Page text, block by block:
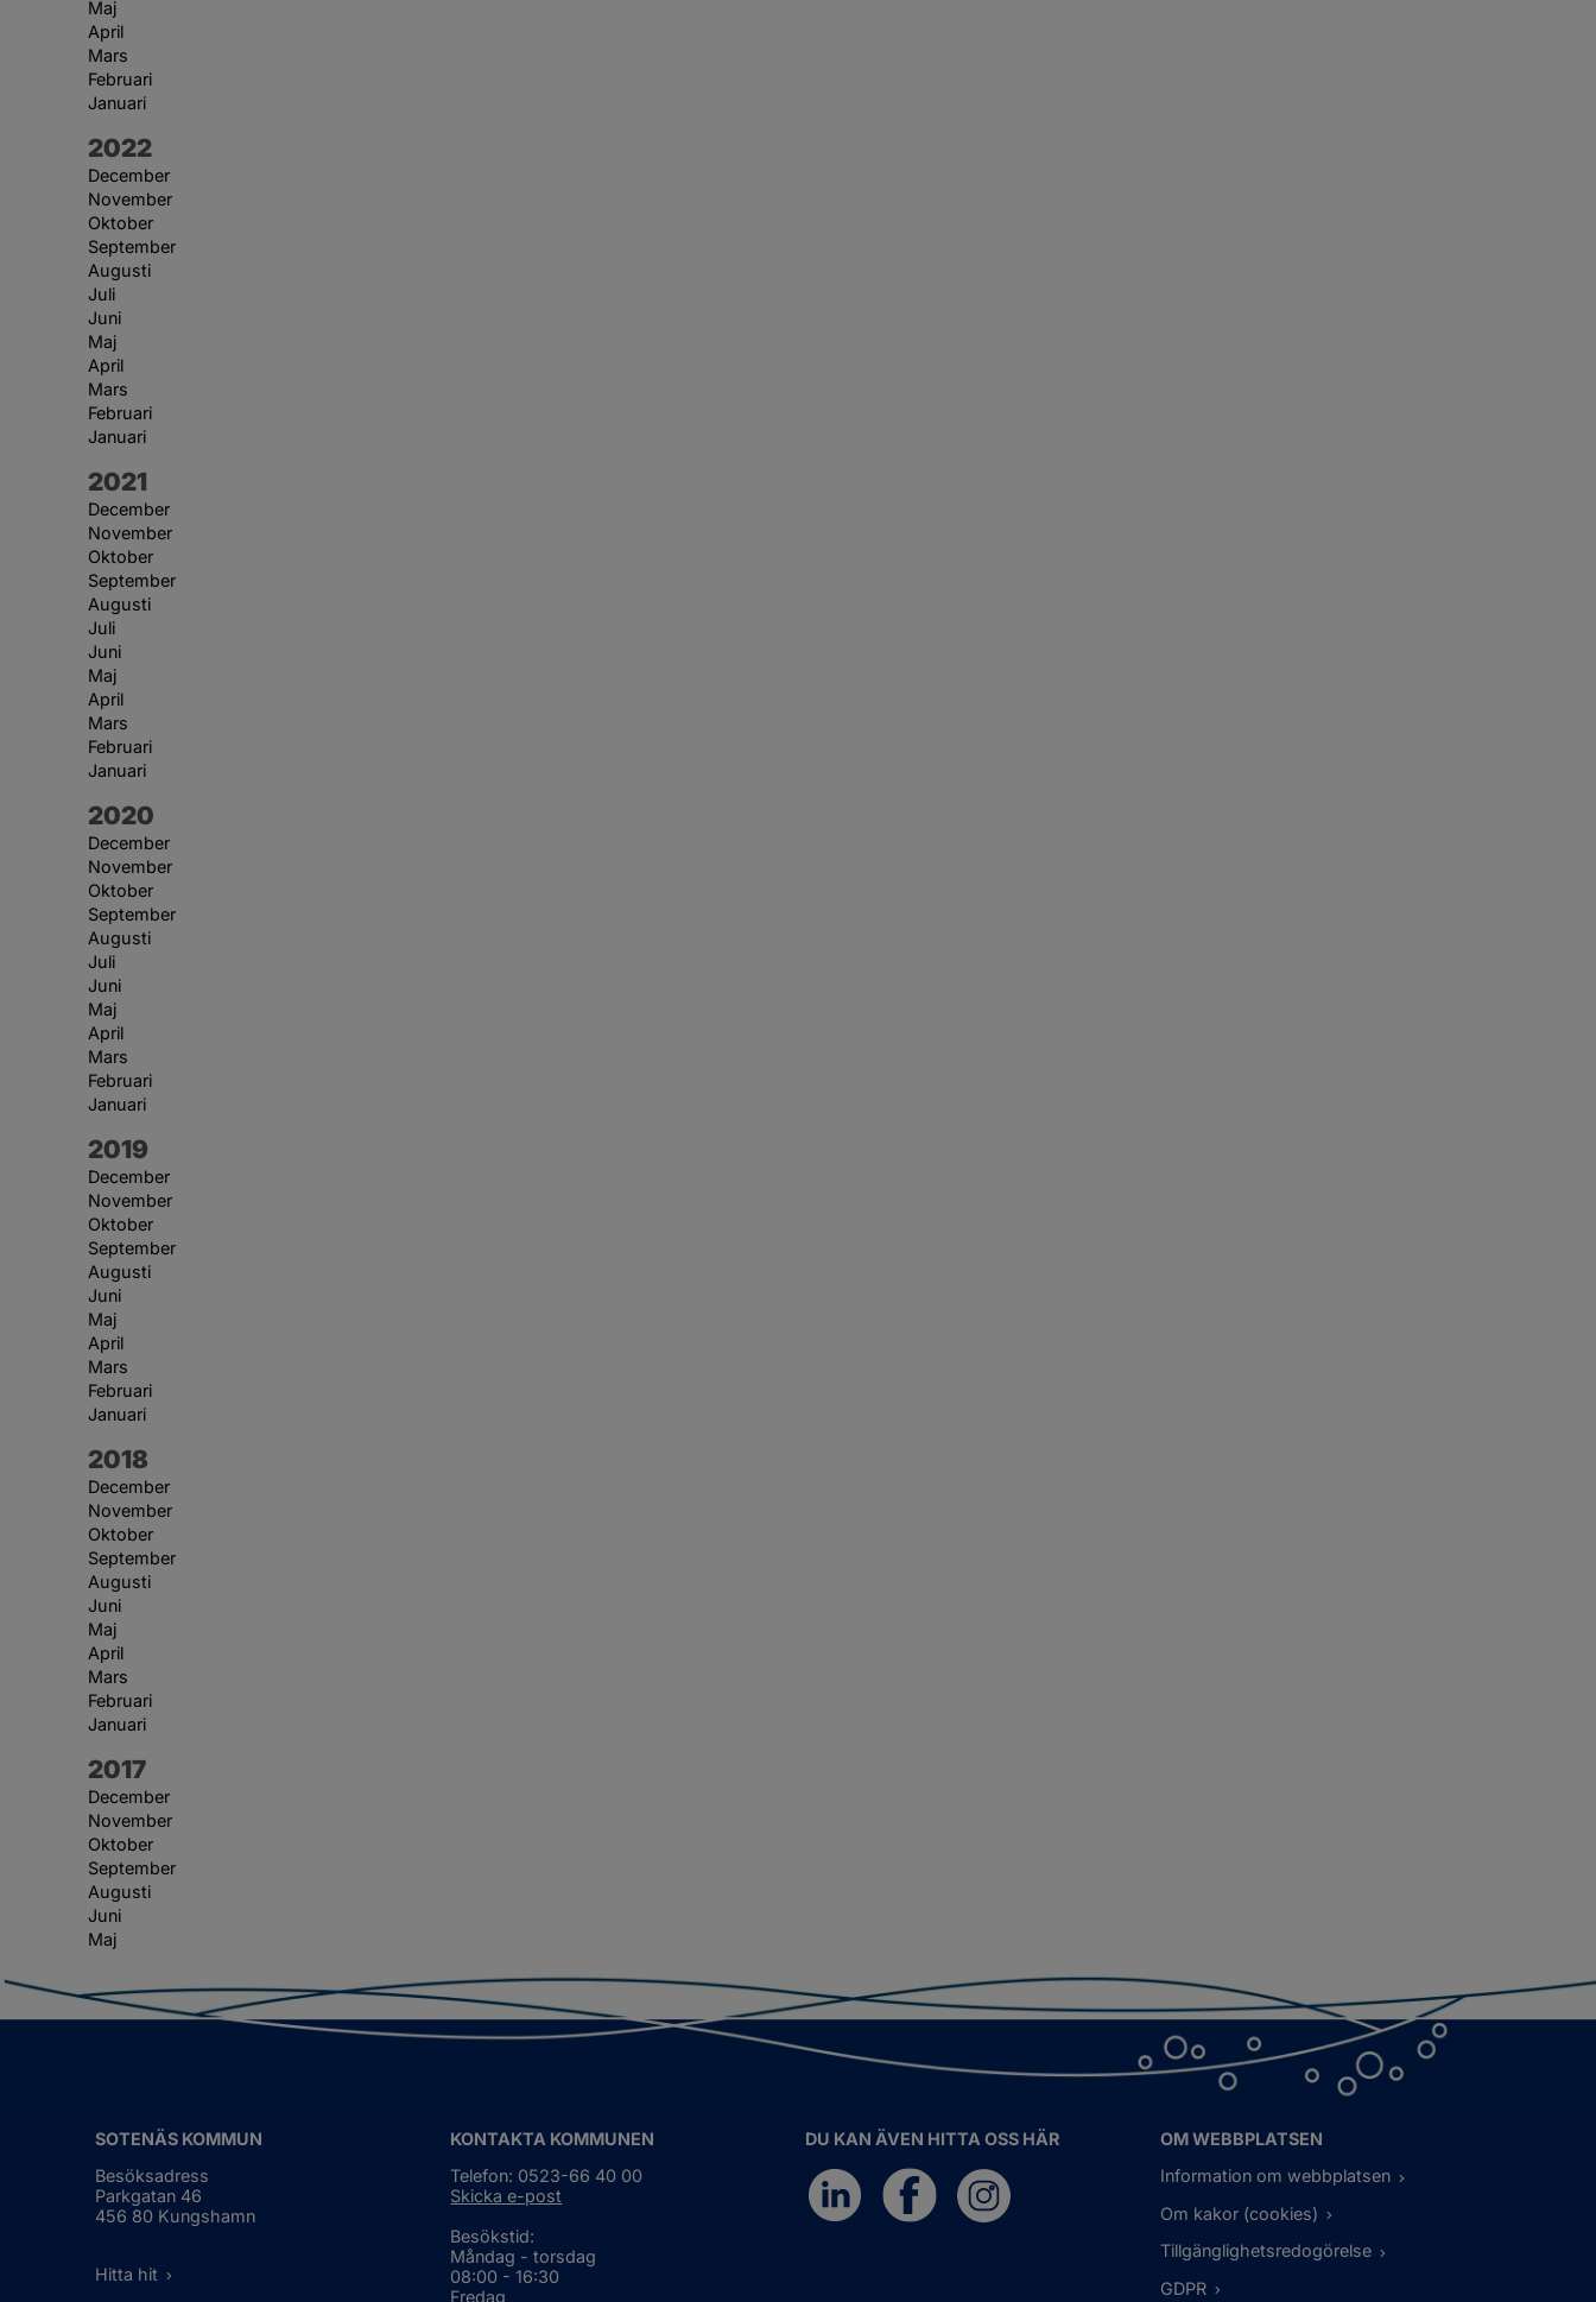
Maj
April
Mars
Februari
Januari
År:
2022
December
November
Oktober
September
Augusti
Juli
Juni
Maj
April
Mars
Februari
Januari
År:
2021
December
November
Oktober
September
Augusti
Juli
Juni
Maj
April
Mars
Februari
Januari
År:
2020
December
November
Oktober
September
Augusti
Juli
Juni
Maj
April
Mars
Februari
Januari
År:
2019
December
November
Oktober
September
Augusti
Juni
Maj
April
Mars
Februari
Januari
År:
2018
December
November
Oktober
September
Augusti
Juni
Maj
April
Mars
Februari
Januari
År:
2017
December
November
Oktober
September
Augusti
Juni
Maj
SOTENÄS KOMMUN
Besöksadress
Parkgatan 46
456 80 Kungshamn
Hitta hit
KONTAKTA KOMMUNEN
Telefon: 0523-66 40 00
Skicka e-post
Besökstid:
Måndag - torsdag
08:00 - 16:30
Fredag
DU KAN ÄVEN HITTA OSS HÄR
OM WEBBPLATSEN
Information om webbplatsen
Om kakor (cookies)
Tillgänglighetsredogörelse
GDPR